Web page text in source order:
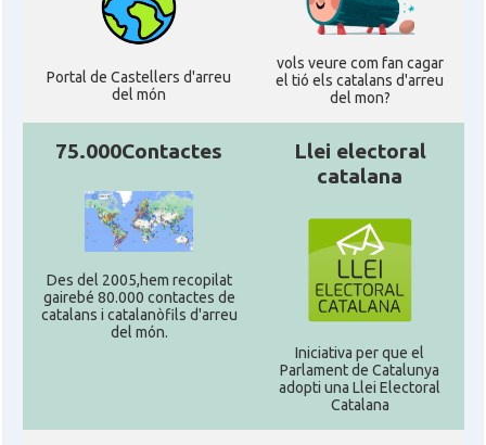
Portal de Castellers d'arreu
del món
vols veure com fan cagar
el tió els catalans d'arreu
del mon?
75.000Contactes
Des del 2005,hem recopilat
gairebé 80.000 contactes de
catalans i catalanòfils d'arreu
del món.
Llei electoral
catalana
Iniciativa per que el
Parlament de Catalunya
adopti una Llei Electoral
Catalana